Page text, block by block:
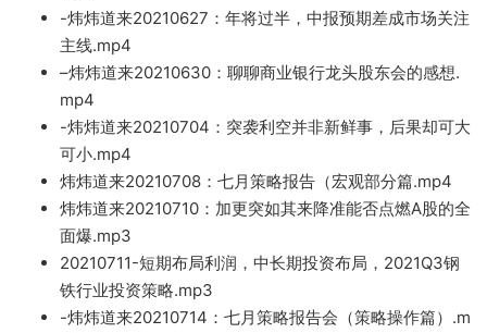
-炜炜道来20210627：年将过半，中报预期差成市场关注
主线.mp4
–炜炜道来20210630：聊聊商业银行龙头股东会的感想.
mp4
-炜炜道来20210704：突袭利空并非新鲜事，后果却可大
可小.mp4
炜炜道来20210708：七月策略报告（宏观部分篇.mp4
炜炜道来20210710：加更突如其来降准能否点燃A股的全
面爆.mp3
20210711-短期布局利润，中长期投资布局，2021Q3钢
铁行业投资策略.mp3
-炜炜道来20210714：七月策略报告会（策略操作篇）.m